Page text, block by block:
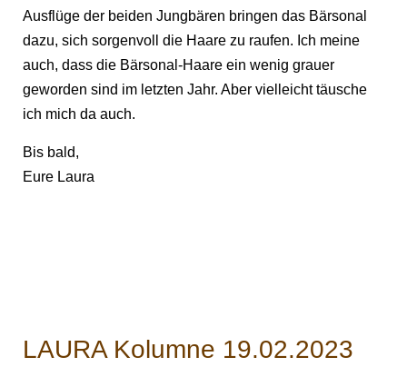
Ausflüge der beiden Jungbären bringen das Bärsonal
dazu, sich sorgenvoll die Haare zu raufen. Ich meine
auch, dass die Bärsonal-Haare ein wenig grauer
geworden sind im letzten Jahr. Aber vielleicht täusche
ich mich da auch.
Bis bald,
Eure Laura
LAURA Kolumne 19.02.2023